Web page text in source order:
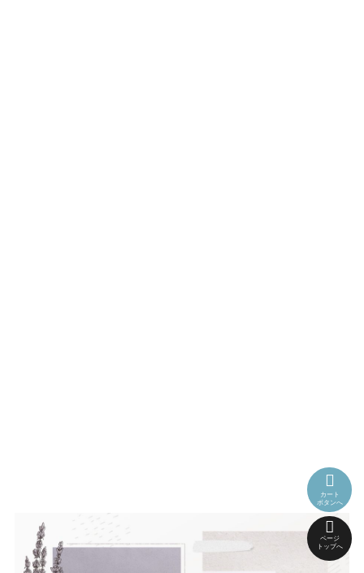
カート
ボタンへ
ページ
トップへ